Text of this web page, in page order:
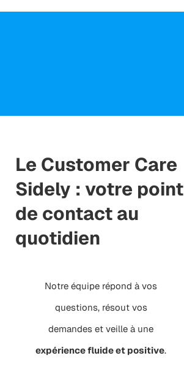
Le Customer Care
Sidely : votre point
de contact au
quotidien
Notre équipe répond à vos
questions, résout vos
demandes et veille à une
expérience fluide et positive.